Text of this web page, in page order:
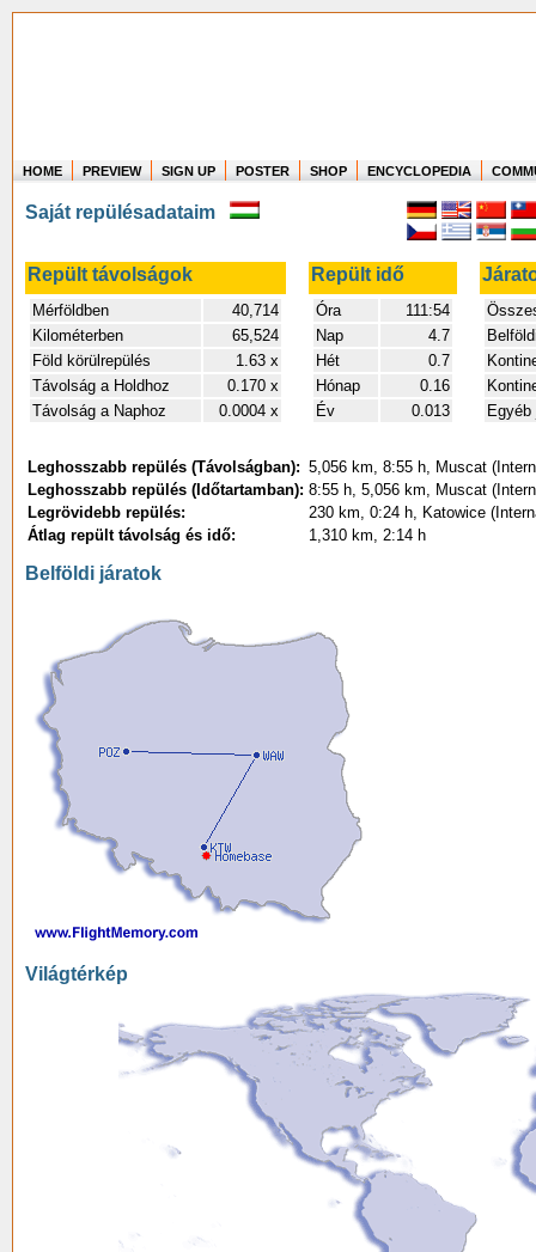
Where in the world have you flown?
How long have you been in the air?
Create your own FlightMemory and see!
HOME PREVIEW SIGN UP POSTER SHOP ENCYCLOPEDIA
Saját repülésadataim
Repült távolságok Repült idő
Mérföldben
40,714
Kilométerben
65,524
Föld körülrepülés
1.63 x
Távolság a Holdhoz
0.170 x
Távolság a Naphoz
0.0004 x
Óra
111:54
Nap
4.7
Hét
0.7
Hónap
0.16
Év
0.013
Leghosszabb repülés (Távolságban): 5,056 km, 8:55 h, Muscat
Leghosszabb repülés (Időtartamban): 8:55 h, 5,056 km, Muscat
Legrövidebb repülés:
230 km, 0:24 h, Katowice
Átlag repült távolság és idő:
1,310 km, 2:14 h
Belföldi járatok
Világtérkép